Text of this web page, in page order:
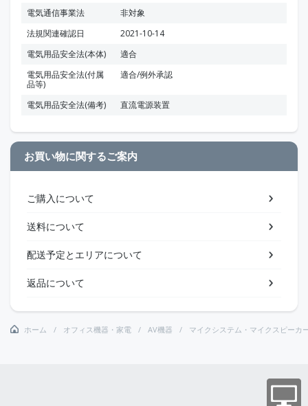
電気通信事業法
非対象
法規関連確認日
2021-10-14
電気用品安全法(本体)
適合
電気用品安全法(付属
品等)
適合/例外承認
電気用品安全法(備考) 直流電源装置
お買い物に関するご案内
ご購入について
送料について
配送予定とエリアについて
返品について
ホーム オフィス機器・家電 AV機器 マイクシステム・マイクスピーカ